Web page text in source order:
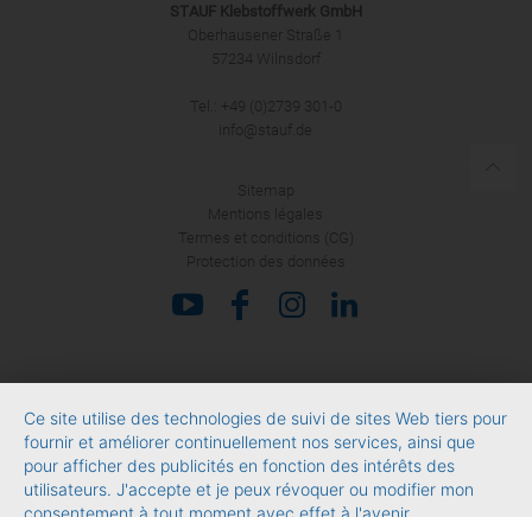
STAUF Klebstoffwerk GmbH
Oberhausener Straße 1
57234 Wilnsdorf
Tel.: +49 (0)2739 301-0
info@stauf.de
Sitemap
Mentions légales
Termes et conditions (CG)
Protection des données
Ce site utilise des technologies de suivi de sites Web tiers pour
fournir et améliorer continuellement nos services, ainsi que
pour afficher des publicités en fonction des intérêts des
utilisateurs. J'accepte et je peux révoquer ou modifier mon
consentement à tout moment avec effet à l'avenir.